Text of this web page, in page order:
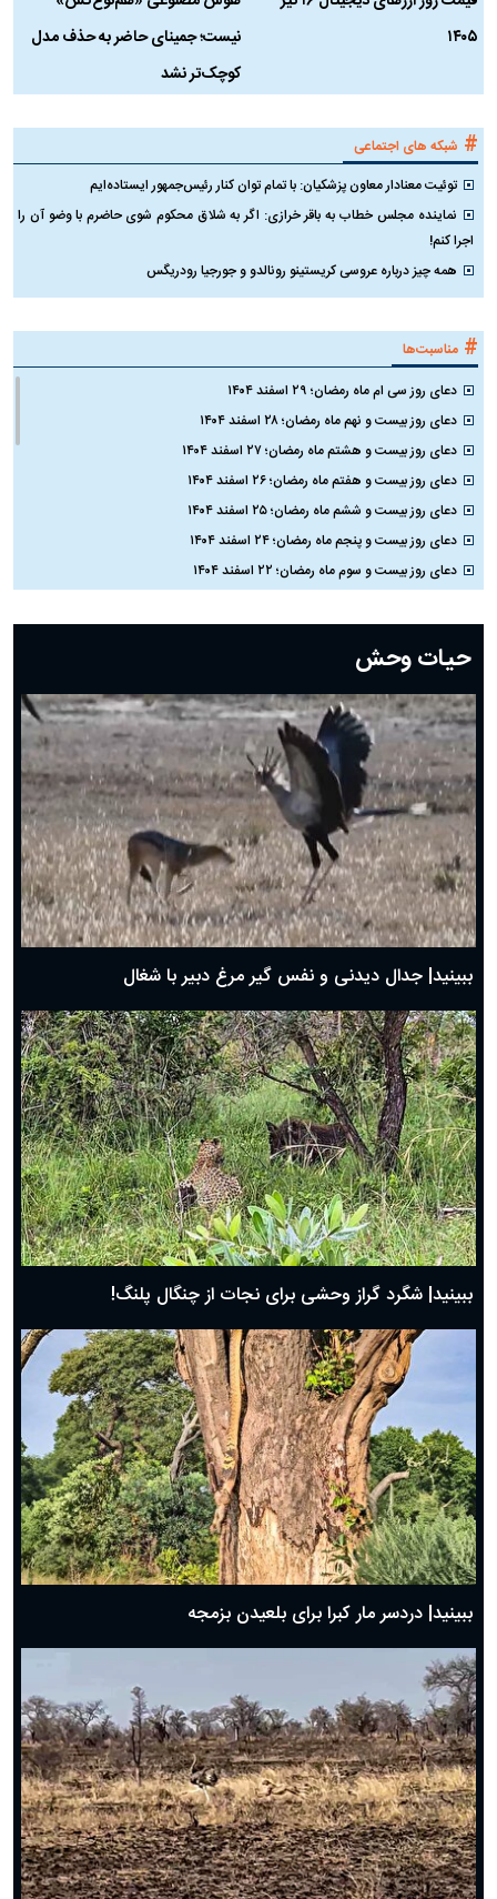
۱۴۰۵
نیست؛ جمینای حاضر به حذف مدل
کوچک‌تر نشد
# شبکه های اجتماعی
توئیت معنادار معاون پزشکیان: با تمام توان کنار رئیس‌جمهور ایستاده‌ایم
نماینده مجلس خطاب به باقر خرازی: اگر به شلاق محکوم شوی حاضرم با وضو آن را
اجرا کنم!
همه چیز درباره عروسی کریستینو رونالدو و جورجیا رودریگس
# مناسبت‌ها
دعای روز سی ام ماه رمضان؛ ۲۹ اسفند ۱۴۰۴
دعای روز بیست و نهم ماه رمضان؛ ۲۸ اسفند ۱۴۰۴
دعای روز بیست و هشتم ماه رمضان؛ ۲۷ اسفند ۱۴۰۴
دعای روز بیست و هفتم ماه رمضان؛ ۲۶ اسفند ۱۴۰۴
دعای روز بیست و ششم ماه رمضان؛ ۲۵ اسفند ۱۴۰۴
دعای روز بیست و پنجم ماه رمضان؛ ۲۴ اسفند ۱۴۰۴
دعای روز بیست و سوم ماه رمضان؛ ۲۲ اسفند ۱۴۰۴
دعای روز بیستم ماه رمضان؛ ۱۹ اسفند ۱۴۰۴
دعای روز هشتم ماه مبارک رمضان؛ ۷ اسفند ماه ۱۴۰۴
دعای روز هفتم ماه رمضان؛ ۶ اسفند ۱۴۰۴
دعای روز ششم ماه رمضان؛ ۵ اسفند ۱۴۰۴
دعای روز پنجم ماه رمضان؛ ۴ اسفند ۱۴۰۴
دعای روز چهارم ماه مبارک رمضان؛ ۳ اسفند ۱۴۰۴
دعای روز سوم ماه مبارک رمضان؛ ۱۴ اسفند ۱۴۰۴
دعای روز دوم ماه مبارک رمضان ۱ اسفند ماه ۱۴۰۴
دعای روز اول ماه مبارک رمضان، ۳۰ بهمن ۱۴۰۴
حضرت زینب(س) چگونه از دنیا رفت؟
بهترین پیامک تبریک روز پدر ۱۴۰۴؛ جملات زیبا و صمیمانه
حیات وحش
ببینید| جدال دیدنی و نفس گیر مرغ دبیر با شغال
ببینید| شگرد گراز وحشی برای نجات از چنگال پلنگ!
ببینید| دردسر مار کبرا برای بلعیدن بزمجه